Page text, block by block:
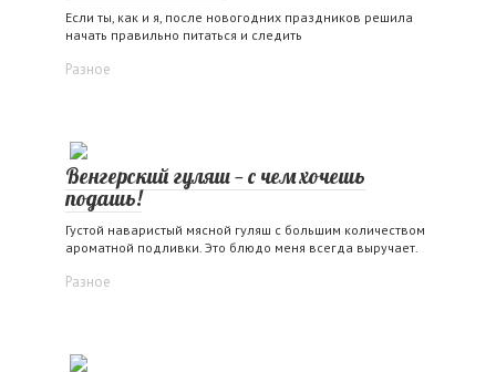
Если ты, как и я, после новогодних праздников решила
начать правильно питаться и следить
Разное
Венгерский гуляш — с чем хочешь
подашь!
Густой наваристый мясной гуляш с большим количеством
ароматной подливки. Это блюдо меня всегда выручает.
Разное